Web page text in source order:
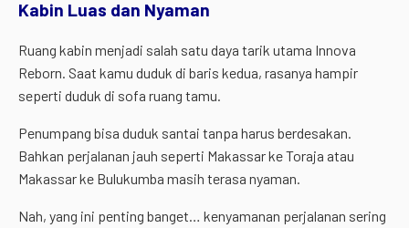
Kabin Luas dan Nyaman
Ruang kabin menjadi salah satu daya tarik utama Innova
Reborn. Saat kamu duduk di baris kedua, rasanya hampir
seperti duduk di sofa ruang tamu.
Penumpang bisa duduk santai tanpa harus berdesakan.
Bahkan perjalanan jauh seperti Makassar ke Toraja atau
Makassar ke Bulukumba masih terasa nyaman.
Nah, yang ini penting banget… kenyamanan perjalanan sering